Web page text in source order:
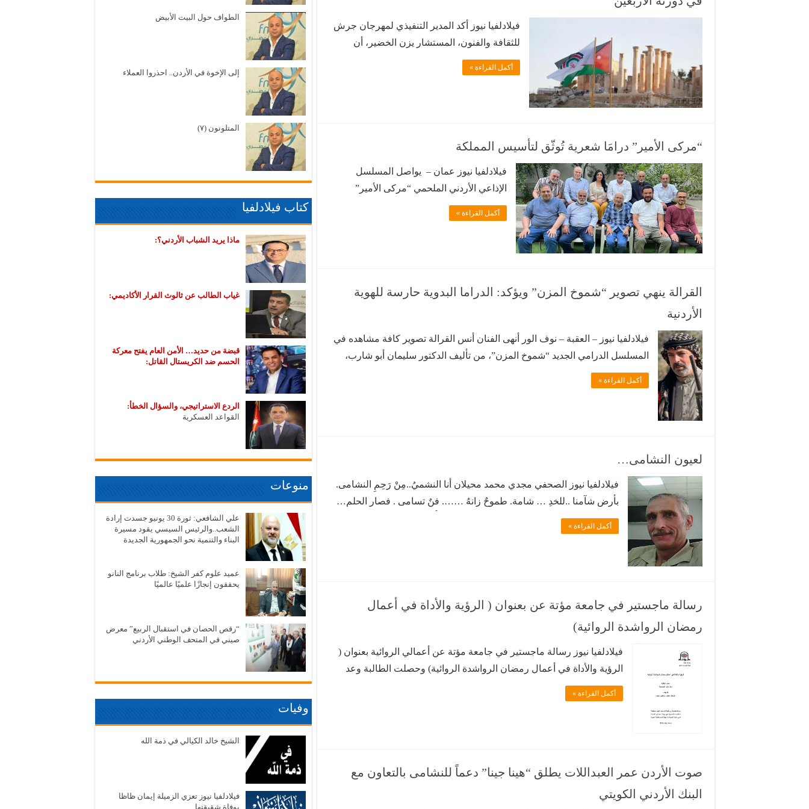
فيلادلفيا نيوز أكد المدير التنفيذي لمهرجان جرش
للثقافة والفنون، المستشار يزن الخضير، أن
النسخة الأربعين من المهرجان ستشهد تطويراً
شاملاً في البنية التنظيمية والخدمات المقدمة
استضافته في منتدى التواصل الحكومي، إن …
أكمل القراءة »
“مركى الأمير” درامَا شعرية تُوثّق لتأسيس المملكة
فيلادلفيا نيوز عمان – يواصل المسلسل
الإذاعي الأردني الملحمي “مركى الأمير”
حضورَه الأثيري والاستثنائي عبر موجات
الإذاعة الأردنية، مكملاً مسيرته التوثيقية
علاء ربابعة. ويعد هذا العمل الفني الضخم،
أكمل القراءة »
القرالة ينهي تصوير “شموخ المزن” ويؤكد: الدراما البدوية حارسة للهوية
الأردنية
فيلادلفيا نيوز – العقبة – نوف الور أنهى الفنان أنس القرالة تصوير كافة مشاهده في
المسلسل الدرامي الجديد “شموخ المزن”، من تأليف الدكتور سليمان أبو شارب،
وإنتاج مؤسسة عصام حجاوي للإنتاج والتوزيع الفني، وإخراج سائد بشير الهواري،
وبإشراف عام ليث حجاوي، وبمشاركة نخبة من الفنانين الأردنيين. ويجسد القرالة
أكمل القراءة »
لعيون النشامى…
فيلادلفيا نيوز الصحفي مجدي محمد محيلان أنا النشميُ..مِنْ رَحِمِ النشامى.
بأرض شآمنا ..للخدِ … شامة. طموحٌ زانهُ ……. فنٌ تسامى . فصار الحلم…
حقا لا منامَ. بإسم الله …. رددنا قياما. نحُثُ الخَطْو….سيراً وانتظاما. شعار
الفوز….. ديْدَنُنا دواما. فجادَ الرب…… صَيَّرَنا إماما. وكافأنا ….. بتأهيلٍ قَواما.
أكمل القراءة »
رسالة ماجستير في جامعة مؤتة عن بعنوان ( الرؤية والأداة في أعمال
رمضان الرواشدة الروائية)
فيلادلفيا نيوز رسالة ماجستير في جامعة مؤتة عن أعمالي الروائية بعنوان (
الرؤية والأداة في أعمال رمضان الرواشدة الروائية) وحصلت الطالبة وعد
المشانكة بموجبها على درجة الماجستير في الأدب العربي..!!.
أكمل القراءة »
صوت الأردن عمر العبداللات يطلق “هينا جينا” دعماً للنشامى بالتعاون مع
البنك الأردني الكويتي
الطواف حول البيت الأبيض
إلى الإخوة في الأردن.. احذروا العملاء
المتلونون (٧)
كتاب فيلادلفيا
ماذا يريد الشباب الأردني؟:
غياب الطالب عن ثالوث القرار الأكاديمي:
قبضة من حديد… الأمن العام يفتح معركة
الحسم ضد الكريستال القاتل:
الردع الاستراتيجي، والسؤال الخطأ:
القواعد العسكرية
منوعات
علي الشافعي: ثورة 30 يونيو جسدت إرادة
الشعب..والرئيس السيسي يقود مسيرة
البناء والتنمية نحو الجمهورية الجديدة
عميد علوم كفر الشيخ: طلاب برنامج النانو
يحققون إنجازًا علميًا عالميًا
“رقص الحصان في استقبال الربيع” معرض
صيني في المتحف الوطني الأردني
وفيات
الشيخ خالد الكيالي في ذمة الله
فيلادلفيا نيوز تعزي الزميلة إيمان ظاظا
بوفاة شقيقتها